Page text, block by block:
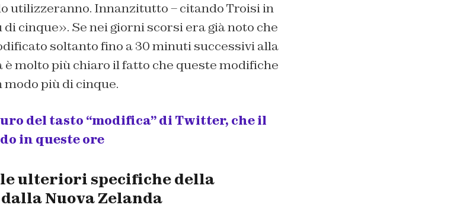
utilizzeranno. Innanzitutto – citando Troisi in
di cinque». Se nei giorni scorsi era già noto che
soltanto fino a 30 minuti successivi alla
molto più chiaro il fatto che queste modifiche
più di cinque.
del tasto “modifica” di Twitter, che il
in queste ore
ulteriori specifiche della
Nuova Zelanda